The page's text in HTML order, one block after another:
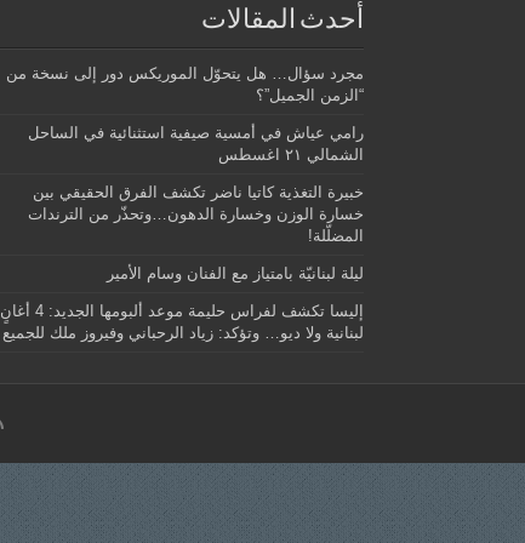
أحدث المقالات
مجرد سؤال… هل يتحوّل الموريكس دور إلى نسخة من
“الزمن الجميل”؟
رامي عياش في أمسية صيفية استثنائية في الساحل
الشمالي ٢١ اغسطس
خبيرة التغذية كاتيا ناضر تكشف الفرق الحقيقي بين
خسارة الوزن وخسارة الدهون…وتحذّر من الترندات
المضلّلة!
ليلة لبنانيّة بامتياز مع الفنان وسام الأمير
إليسا تكشف لفراس حليمة موعد ألبومها الجديد: 4 أغانٍ
لبنانية ولا ديو… وتؤكد: زياد الرحباني وفيروز ملك للجميع